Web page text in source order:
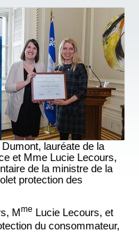
lauréate de la
et Mme Lucie Lecours,
de la ministre de la
protection des
Mme Lucie Lecours, et
du consommateur,